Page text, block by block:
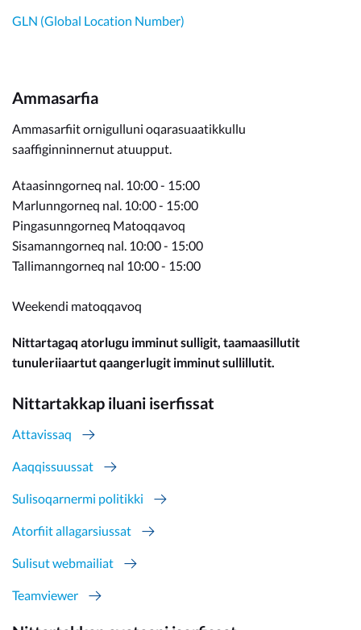
GLN (Global Location Number)
Ammasarfia
Ammasarfiit ornigulluni oqarasuaatikkullu
saaffiginninnernut atuupput.
Ataasinngorneq nal. 10:00 - 15:00
Marlunngorneq nal. 10:00 - 15:00
Pingasunngorneq Matoqqavoq
Sisamanngorneq nal. 10:00 - 15:00
Tallimanngorneq nal 10:00 - 15:00
Weekendi matoqqavoq
Nittartagaq atorlugu imminut sulligit, taamaasillutit
tunuleriiaartut qaangerlugit imminut sullillutit.
Nittartakkap iluani iserfissat
Attavissaq
Aaqqissuussat
Sulisoqarnermi politikki
Atorfiit allagarsiussat
Sulisut webmailiat
Teamviewer